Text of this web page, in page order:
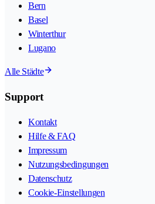
Bern
Basel
Winterthur
Lugano
Alle Städte
Support
Kontakt
Hilfe & FAQ
Impressum
Nutzungsbedingungen
Datenschutz
Cookie-Einstellungen